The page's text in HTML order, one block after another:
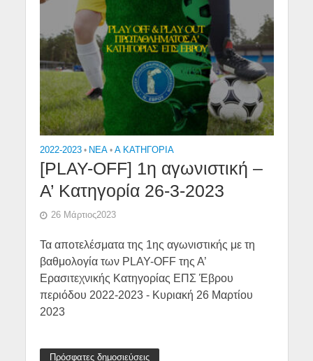
2022-2023 • NEA • Α ΚΑΤΗΓΟΡΙΑ
[PLAY-OFF] 1η αγωνιστική –
Α’ Κατηγορία 26-3-2023
26 Μάρτιος2023
Τα αποτελέσματα της 1ης αγωνιστικής με τη
βαθμολογία των PLAY-OFF της Α’
Ερασιτεχνικής Κατηγορίας ΕΠΣ Έβρου
περιόδου 2022-2023 - Κυριακή 26 Μαρτίου
2023
Πρόσφατες δημοσιεύσεις